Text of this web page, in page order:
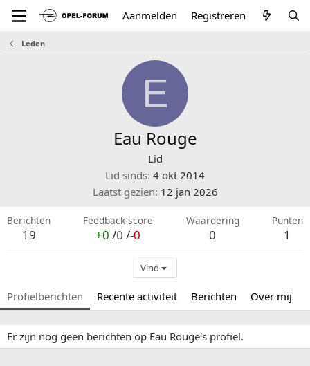
Aanmelden Registreren
Leden
E
Eau Rouge
Lid
Lid sinds 4 okt 2014
Laatst gezien 12 jan 2026
Berichten
19
Feedback score
+0 /0 /-0
Waardering
0
Punten
1
Vind
Profielberichten Recente activiteit Berichten Over mij
Er zijn nog geen berichten op Eau Rouge's profiel.